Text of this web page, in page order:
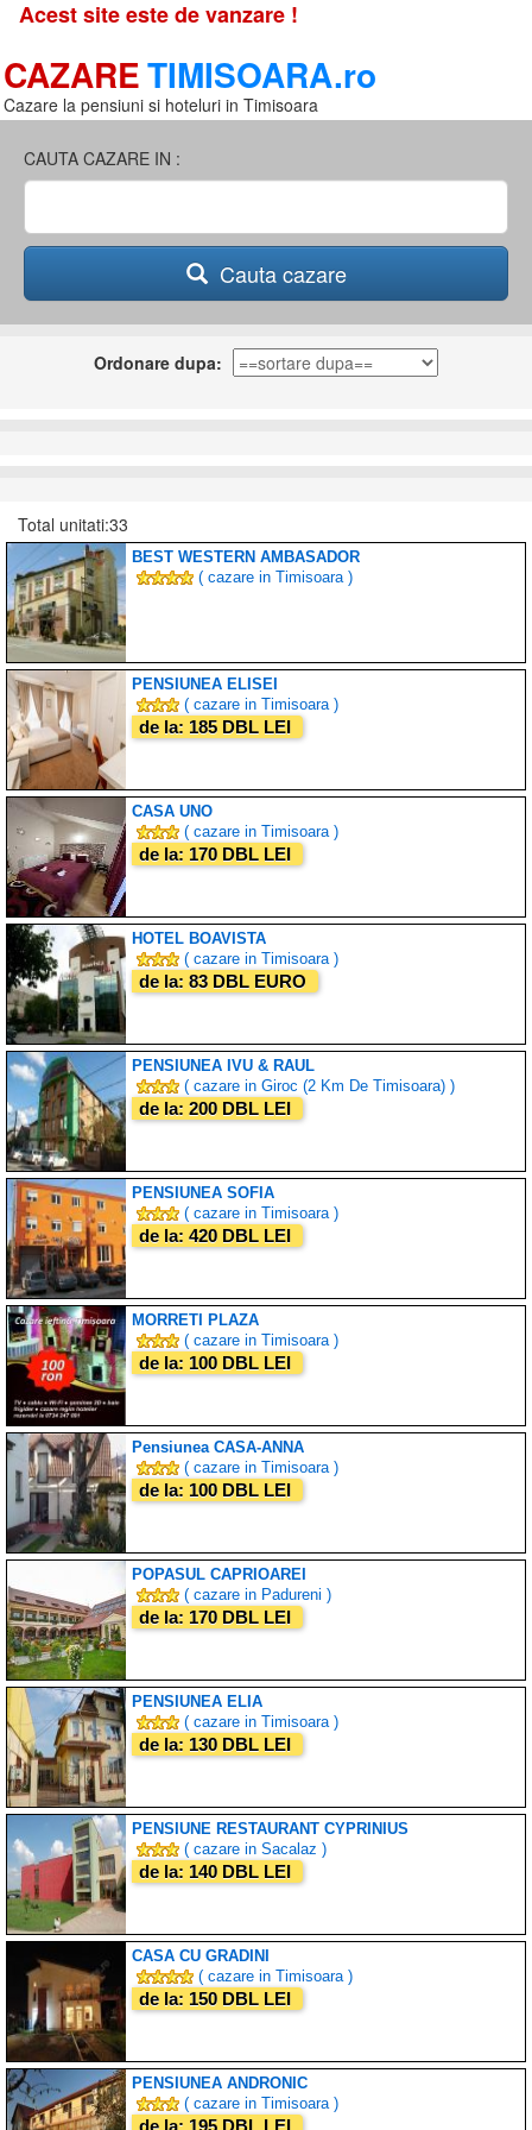
Acest site este de vanzare !
CAZARETIMISOARA.ro
Cazare la pensiuni si hoteluri in Timisoara
CAUTA CAZARE IN :
Cauta cazare
Ordonare dupa:
Total unitati:33
BEST WESTERN AMBASADOR
( cazare in Timisoara )
PENSIUNEA ELISEI
( cazare in Timisoara )
de la: 185 DBL LEI
CASA UNO
( cazare in Timisoara )
de la: 170 DBL LEI
HOTEL BOAVISTA
( cazare in Timisoara )
de la: 83 DBL EURO
PENSIUNEA IVU & RAUL
( cazare in Giroc (2 Km De Timisoara) )
de la: 200 DBL LEI
PENSIUNEA SOFIA
( cazare in Timisoara )
de la: 420 DBL LEI
MORRETI PLAZA
( cazare in Timisoara )
de la: 100 DBL LEI
Pensiunea CASA-ANNA
( cazare in Timisoara )
de la: 100 DBL LEI
POPASUL CAPRIOAREI
( cazare in Padureni )
de la: 170 DBL LEI
PENSIUNEA ELIA
( cazare in Timisoara )
de la: 130 DBL LEI
PENSIUNE RESTAURANT CYPRINIUS
( cazare in Sacalaz )
de la: 140 DBL LEI
CASA CU GRADINI
( cazare in Timisoara )
de la: 150 DBL LEI
PENSIUNEA ANDRONIC
( cazare in Timisoara )
de la: 195 DBL LEI